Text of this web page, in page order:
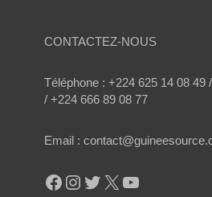
CONTACTEZ-NOUS
Téléphone : +224 625 14 08 49
/ +224 666 89 08 77
Email :
Facebook
Instagram
Twitter
X YouTube